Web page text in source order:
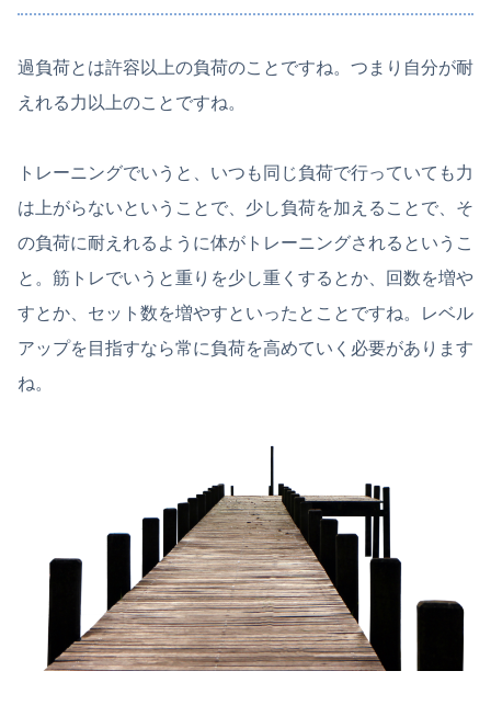
過負荷とは許容以上の負荷のことですね。つまり自分が耐
えれる力以上のことですね。
トレーニングでいうと、いつも同じ負荷で行っていても力
は上がらないということで、少し負荷を加えることで、そ
の負荷に耐えれるように体がトレーニングされるというこ
と。筋トレでいうと重りを少し重くするとか、回数を増や
すとか、セット数を増やすといったとことですね。レベル
アップを目指すなら常に負荷を高めていく必要があります
ね。